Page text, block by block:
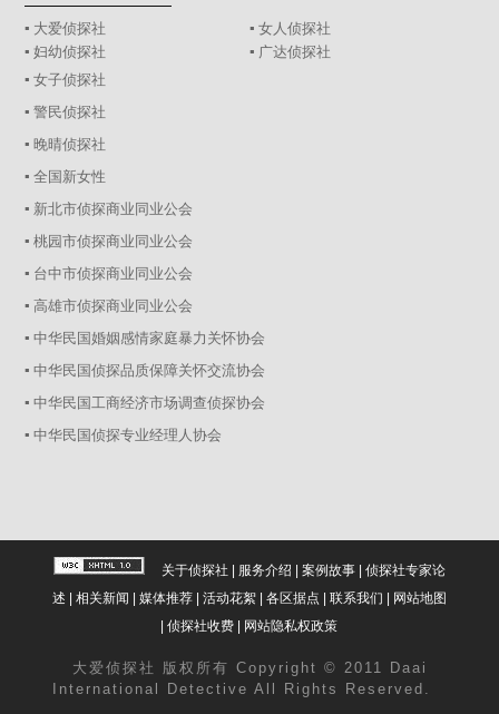
▪ 大爱侦探社
▪ 女人侦探社
▪ 妇幼侦探社
▪ 广达侦探社
▪ 女子侦探社
▪ 警民侦探社
▪ 晚晴侦探社
▪ 全国新女性
▪ 新北市侦探商业同业公会
▪ 桃园市侦探商业同业公会
▪ 台中市侦探商业同业公会
▪ 高雄市侦探商业同业公会
▪ 中华民国婚姻感情家庭暴力关怀协会
▪ 中华民国侦探品质保障关怀交流协会
▪ 中华民国工商经济市场调查侦探协会
▪ 中华民国侦探专业经理人协会
关于侦探社 | 服务介绍 | 案例故事| 侦探社专家论
述 | 相关新闻 | 媒体推荐| 活动花絮| 各区据点 | 联系我们 | 网站地图
|侦探社收费 | 网站隐私权政策
大爱 侦探社
版权所有 Copyright © 2011 Daai
International Detective All Rights Reserved.